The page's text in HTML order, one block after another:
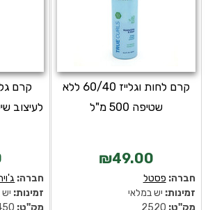
לעיצוב
חברה:
זמינות:
מק''ט:
קרם לחות וגלייז 60/40 ללא
שטיפה 500 מ"ל
₪49.00
חברה: פסטל
זמינות: יש במלאי
מק''ט: